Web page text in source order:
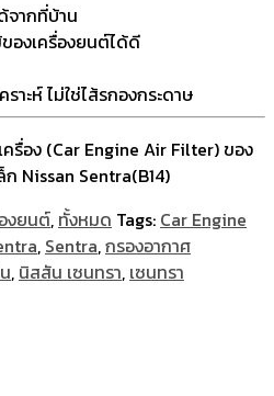
จากที่บ้าน
องเครื่องยนต์ได้ดี
าะห์ ไม่ใช่ไส้รกองกระดาษ
รื่อง (Car Engine Air Filter) ของ
Nissan Sentra(B14)
งยนต์, ทั้งหมด Tags: Car Engine
, Sentra,กรองอากาศ
, นิสสัน เซนทรา, เซนทรา